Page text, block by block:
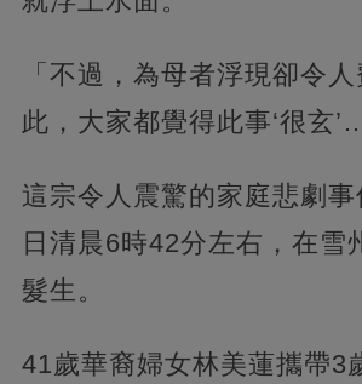
「不過，為母者浮現卻令
此，大家都覺得此事‘很玄
這宗令人震驚的家庭悲劇
日清晨6時42分左右，在雪
髮生。
41歲華裔婦女林美蓮攜帶3